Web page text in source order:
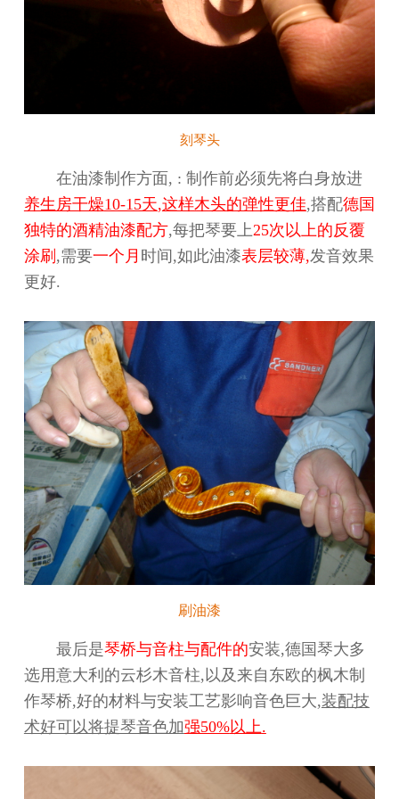
刻琴头
在油漆制作方面, : 制作前必须先将白身放进
养生房干燥10-15天,这样木头的弹性更佳,搭配德国
独特的酒精油漆配方,每把琴要上25次以上的反覆
涂刷 ,需要一个月 时间,如此油漆表层较薄,发音效果
更好.
刷油漆
最后是琴桥与音柱与配件的安装,德国琴大多
选用意大利的云杉木音柱,以及来自东欧的枫木制
作琴桥,好的材料与安装工艺影响音色巨大,装配技
术好可以将提琴音色加强50%以上.